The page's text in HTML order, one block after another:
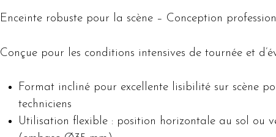
Enceinte robuste pour la scène – Conception
Conçue pour les conditions intensives de tournée et
Format incliné pour excellente lisibilité sur scène
techniciens
Utilisation flexible : position horizontale au sol ou